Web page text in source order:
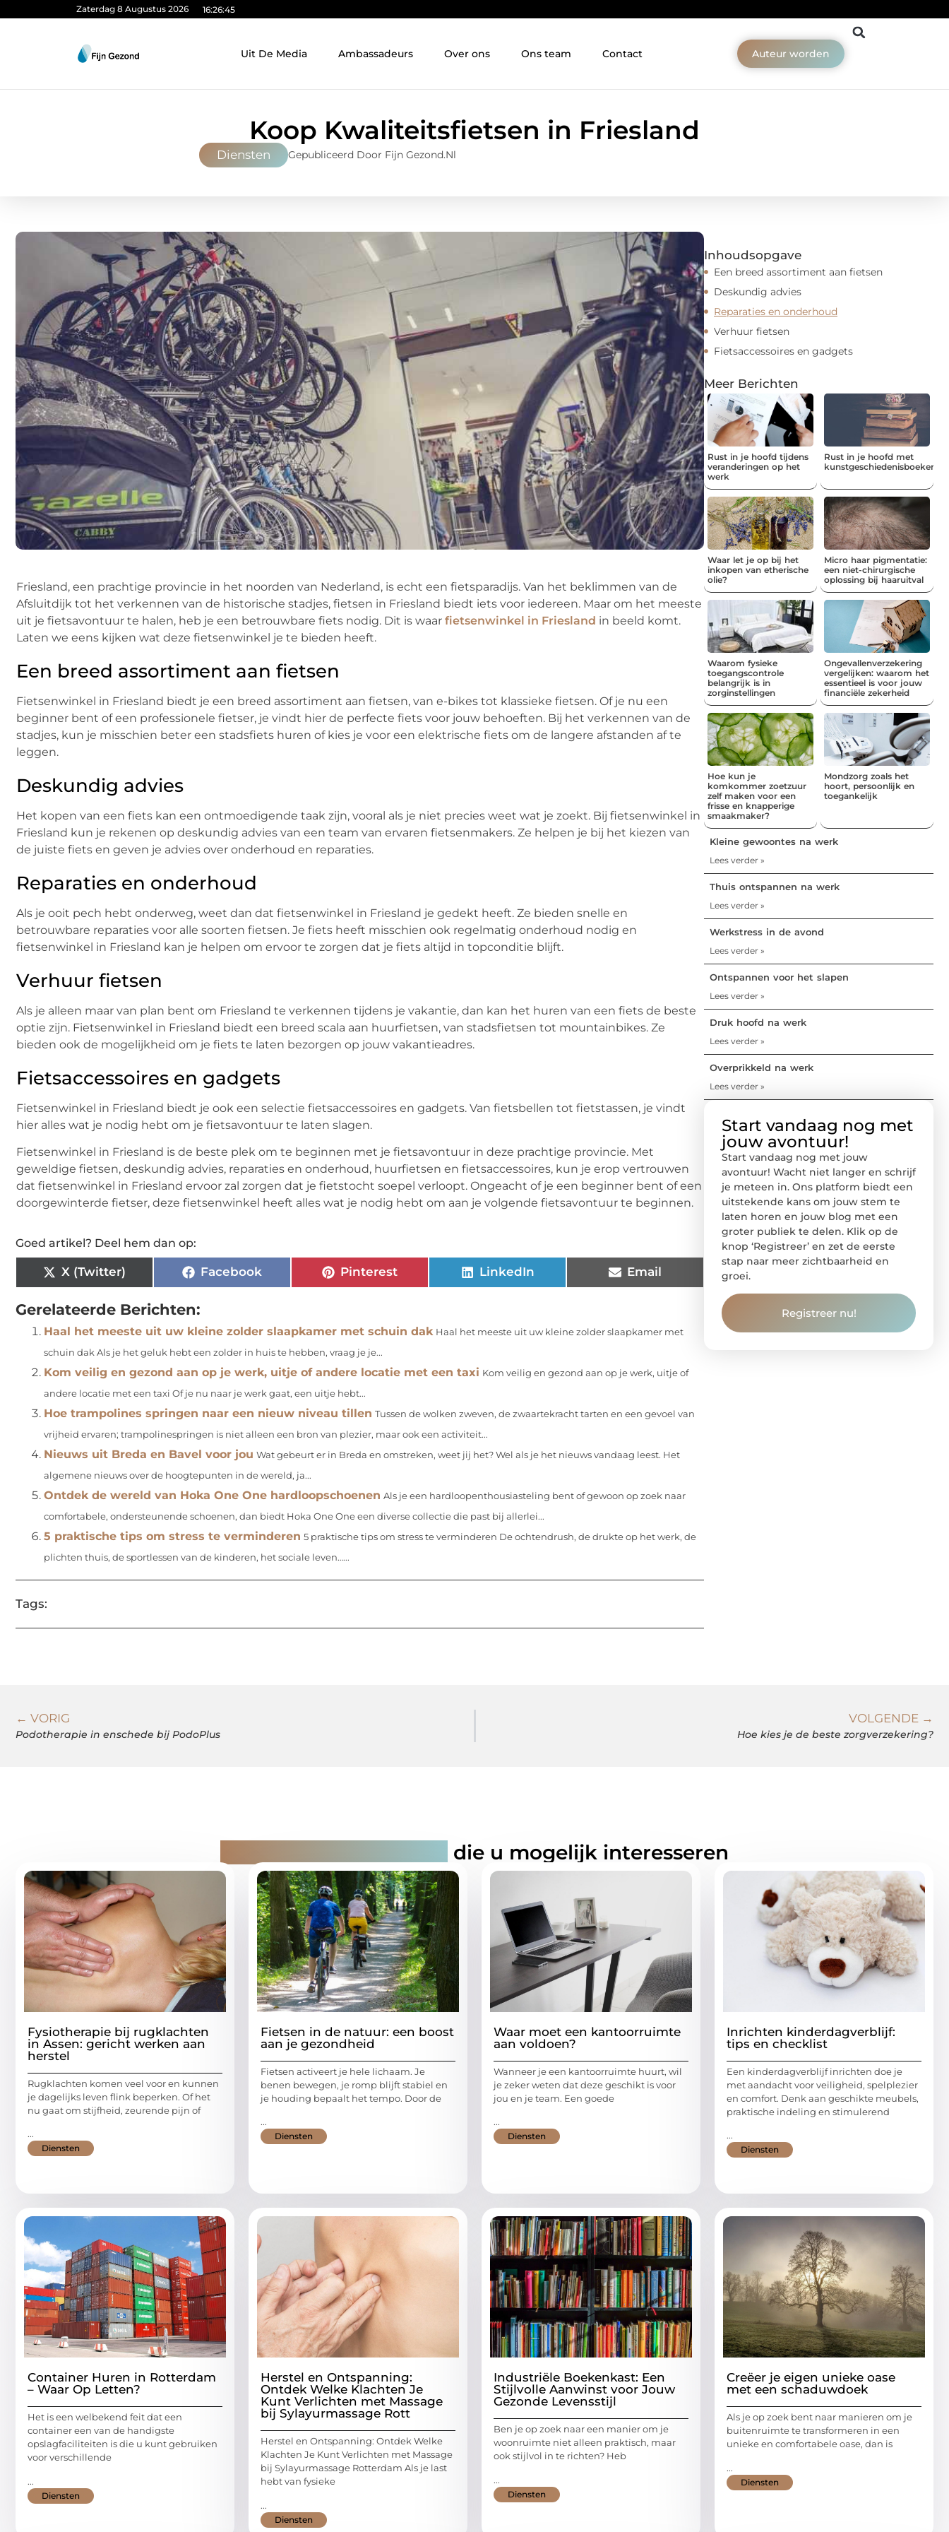
Zaterdag 8 Augustus 2026 16:26:46
Uit De Media Ambassadeurs Over ons Ons team Contact Auteur worden
Koop Kwaliteitsfietsen in Friesland
Diensten Gepubliceerd Door Fijn Gezond.nl
Friesland, een prachtige provincie in het noorden van Nederland, is echt een fietsparadijs. Van het beklimmen van de
Afsluitdijk tot het verkennen van de historische stadjes, fietsen in Friesland biedt iets voor iedereen. Maar om het meeste
uit je fietsavontuur te halen, heb je een betrouwbare fiets nodig. Dit is waar fietsenwinkel in Friesland in beeld komt.
Laten we eens kijken wat deze fietsenwinkel je te bieden heeft.
Een breed assortiment aan fietsen
Fietsenwinkel in Friesland biedt je een breed assortiment aan fietsen, van e-bikes tot klassieke fietsen. Of je nu een
beginner bent of een professionele fietser, je vindt hier de perfecte fiets voor jouw behoeften. Bij het verkennen van de
stadjes, kun je misschien beter een stadsfiets huren of kies je voor een elektrische fiets om de langere afstanden af te
leggen.
Deskundig advies
Het kopen van een fiets kan een ontmoedigende taak zijn, vooral als je niet precies weet wat je zoekt. Bij fietsenwinkel in
Friesland kun je rekenen op deskundig advies van een team van ervaren fietsenmakers. Ze helpen je bij het kiezen van
de juiste fiets en geven je advies over onderhoud en reparaties.
Reparaties en onderhoud
Als je ooit pech hebt onderweg, weet dan dat fietsenwinkel in Friesland je gedekt heeft. Ze bieden snelle en
betrouwbare reparaties voor alle soorten fietsen. Je fiets heeft misschien ook regelmatig onderhoud nodig en
fietsenwinkel in Friesland kan je helpen om ervoor te zorgen dat je fiets altijd in topconditie blijft.
Verhuur fietsen
Als je alleen maar van plan bent om Friesland te verkennen tijdens je vakantie, dan kan het huren van een fiets de beste
optie zijn. Fietsenwinkel in Friesland biedt een breed scala aan huurfietsen, van stadsfietsen tot mountainbikes. Ze
bieden ook de mogelijkheid om je fiets te laten bezorgen op jouw vakantieadres.
Fietsaccessoires en gadgets
Fietsenwinkel in Friesland biedt je ook een selectie fietsaccessoires en gadgets. Van fietsbellen tot fietstassen, je vindt
hier alles wat je nodig hebt om je fietsavontuur te laten slagen.
Fietsenwinkel in Friesland is de beste plek om te beginnen met je fietsavontuur in deze prachtige provincie. Met
geweldige fietsen, deskundig advies, reparaties en onderhoud, huurfietsen en fietsaccessoires, kun je erop vertrouwen
dat fietsenwinkel in Friesland ervoor zal zorgen dat je fietstocht soepel verloopt. Ongeacht of je een beginner bent of een
doorgewinterde fietser, deze fietsenwinkel heeft alles wat je nodig hebt om aan je volgende fietsavontuur te beginnen.
Goed artikel? Deel hem dan op:
X (Twitter) Facebook Pinterest LinkedIn Email
Gerelateerde Berichten:
Haal het meeste uit uw kleine zolder slaapkamer met schuin dak Haal het meeste uit uw kleine zolder slaapkamer met
schuin dak Als je het geluk hebt een zolder in huis te hebben, vraag je je...
Kom veilig en gezond aan op je werk, uitje of andere locatie met een taxi Kom veilig en gezond aan op je werk, uitje of
andere locatie met een taxi Of je nu naar je werk gaat, een uitje hebt...
Hoe trampolines springen naar een nieuw niveau tillen Tussen de wolken zweven, de zwaartekracht tarten en een gevoel van
vrijheid ervaren; trampolinespringen is niet alleen een bron van plezier, maar ook een activiteit...
Nieuws uit Breda en Bavel voor jou Wat gebeurt er in Breda en omstreken, weet jij het? Wel als je het nieuws vandaag leest. Het
algemene nieuws over de hoogtepunten in de wereld, ja...
Ontdek de wereld van Hoka One One hardloopschoenen Als je een hardloopenthousiasteling bent of gewoon op zoek naar
comfortabele, ondersteunende schoenen, dan biedt Hoka One One een diverse collectie die past bij allerlei...
5 praktische tips om stress te verminderen 5 praktische tips om stress te verminderen De ochtendrush, de drukte op het werk, de
plichten thuis, de sportlessen van de kinderen, het sociale leven…...
Tags:
Inhoudsopgave
Een breed assortiment aan fietsen
Deskundig advies
Reparaties en onderhoud
Verhuur fietsen
Fietsaccessoires en gadgets
Meer Berichten
Rust in je hoofd tijdens
veranderingen op het
werk
Rust in je hoofd met
kunstgeschiedenisboeken
Waar let je op bij het
inkopen van etherische
olie?
Micro haar pigmentatie:
een niet-chirurgische
oplossing bij haaruitval
Waarom fysieke
toegangscontrole
belangrijk is in
zorginstellingen
Ongevallenverzekering
vergelijken: waarom het
essentieel is voor jouw
financiële zekerheid
Hoe kun je
komkommer zoetzuur
zelf maken voor een
frisse en knapperige
smaakmaker?
Mondzorg zoals het
hoort, persoonlijk en
toegankelijk
Kleine gewoontes na werk
Lees verder »
Thuis ontspannen na werk
Lees verder »
Werkstress in de avond
Lees verder »
Ontspannen voor het slapen
Lees verder »
Druk hoofd na werk
Lees verder »
Overprikkeld na werk
Lees verder »
Start vandaag nog met
jouw avontuur!
Start vandaag nog met jouw
avontuur! Wacht niet langer en schrijf
je meteen in. Ons platform biedt een
uitstekende kans om jouw stem te
laten horen en jouw blog met een
groter publiek te delen. Klik op de
knop ‘Registreer’ en zet de eerste
stap naar meer zichtbaarheid en
groei.
Registreer nu!
← VORIG
Podotherapie in enschede bij PodoPlus
VOLGENDE →
Hoe kies je de beste zorgverzekering?
die u mogelijk interesseren
Fysiotherapie bij rugklachten
in Assen: gericht werken aan
herstel
Rugklachten komen veel voor en kunnen
je dagelijks leven flink beperken. Of het
nu gaat om stijfheid, zeurende pijn of
...
Diensten
Fietsen in de natuur: een boost
aan je gezondheid
Fietsen activeert je hele lichaam. Je
benen bewegen, je romp blijft stabiel en
je houding bepaalt het tempo. Door de
...
Diensten
Waar moet een kantoorruimte
aan voldoen?
Wanneer je een kantoorruimte huurt, wil
je zeker weten dat deze geschikt is voor
jou en je team. Een goede
...
Diensten
Inrichten kinderdagverblijf:
tips en checklist
Een kinderdagverblijf inrichten doe je
met aandacht voor veiligheid, spelplezier
en comfort. Denk aan geschikte meubels,
praktische indeling en stimulerend
...
Diensten
Container Huren in Rotterdam
– Waar Op Letten?
Het is een welbekend feit dat een
container een van de handigste
opslagfaciliteiten is die u kunt gebruiken
voor verschillende
...
Diensten
Herstel en Ontspanning:
Ontdek Welke Klachten Je
Kunt Verlichten met Massage
bij Sylayurmassage Rott
Herstel en Ontspanning: Ontdek Welke
Klachten Je Kunt Verlichten met Massage
bij Sylayurmassage Rotterdam Als je last
hebt van fysieke
...
Diensten
Industriële Boekenkast: Een
Stijlvolle Aanwinst voor Jouw
Gezonde Levensstijl
Ben je op zoek naar een manier om je
woonruimte niet alleen praktisch, maar
ook stijlvol in te richten? Heb
...
Diensten
Creëer je eigen unieke oase
met een schaduwdoek
Als je op zoek bent naar manieren om je
buitenruimte te transformeren in een
unieke en comfortabele oase, dan is
...
Diensten